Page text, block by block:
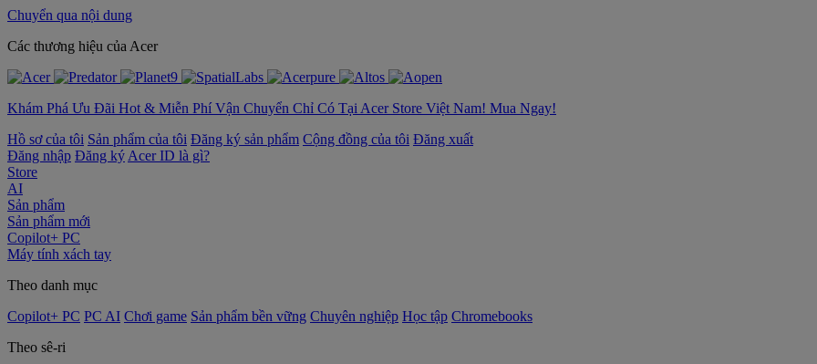
Chuyển qua nội dung
‌Các thương hiệu của Acer
Khám Phá Ưu Đãi Hot & Miễn Phí Vận Chuyển Chỉ Có Tại Acer Store Việt Nam! Mua Ngay!
Hồ sơ của tôi Sản phẩm của tôi Đăng ký sản phẩm Cộng đồng của tôi Đăng xuất
Đăng nhập Đăng ký Acer ID là gì?
Store
AI
Sản phẩm
Sản phẩm mới
Copilot+ PC
Máy tính xách tay
Theo danh mục
Copilot+ PC PC AI Chơi game Sản phẩm bền vững Chuyên nghiệp Học tập Chromebooks
Theo sê-ri